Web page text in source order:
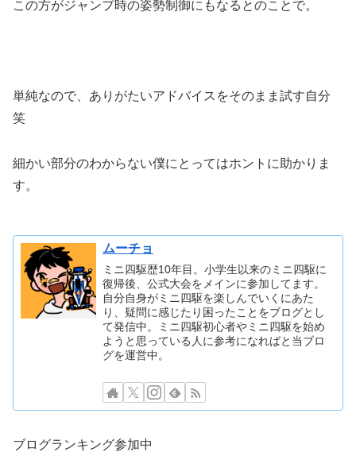
この方がジャンプ時の姿勢制御にもなるとのことで。
単純なので、ありがたいアドバイスをそのまま試す自分
笑
細かい部分のわからない僕にとってはホントに助かりま
す。
ムーチョ
ミニ四駆歴10年目。小学生以来のミニ四駆に
復帰後、公式大会をメインに参加してます。
自分自身がミニ四駆を楽しんでいくにあた
り、疑問に感じたり困ったことをブログとし
て発信中。ミニ四駆初心者やミニ四駆を始め
ようと思っている人に参考になればと当ブロ
グを運営中。
ブログランキング参加中